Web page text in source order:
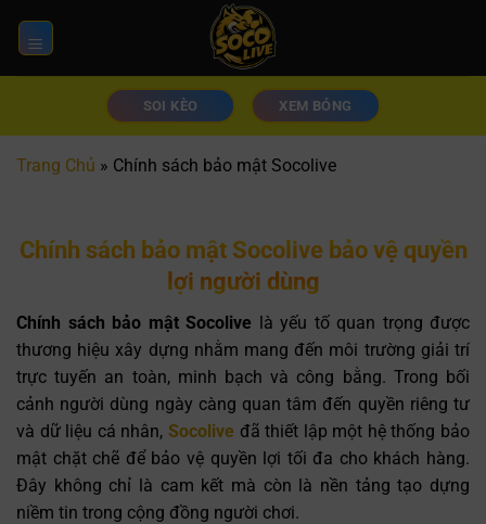
SOI KÈO XEM BÓNG
Trang Chủ » Chính sách bảo mật Socolive
Chính sách bảo mật Socolive bảo vệ quyền
lợi người dùng
Chính sách bảo mật Socolive là yếu tố quan trọng được
thương hiệu xây dựng nhằm mang đến môi trường giải trí
trực tuyến an toàn, minh bạch và công bằng. Trong bối
cảnh người dùng ngày càng quan tâm đến quyền riêng tư
và dữ liệu cá nhân, Socolive đã thiết lập một hệ thống bảo
mật chặt chẽ để bảo vệ quyền lợi tối đa cho khách hàng.
Đây không chỉ là cam kết mà còn là nền tảng tạo dựng
niềm tin trong cộng đồng người chơi.